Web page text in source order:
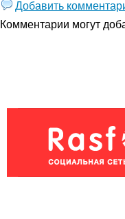
Добавить
Комментарии могут